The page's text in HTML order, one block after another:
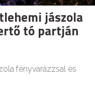
jászola
tó partján
fényvarázzsal és